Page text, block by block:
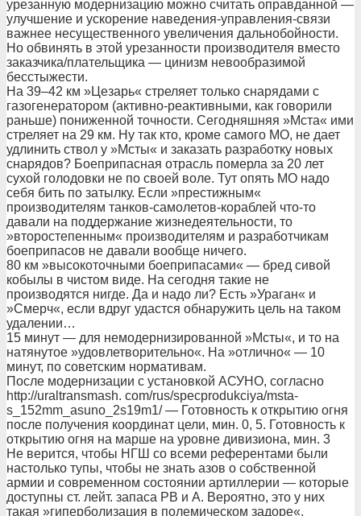
урезанную модернизацию можно считать оправданной —
улучшение и ускорение наведения-управления-связи
важнее несущественного увеличения дальнобойности.
Но обвинять в этой урезанности производителя вместо
заказчика/плательщика — цинизм невообразимой
бесстыжести.
На 39–42 км »Цезарь« стреляет только снарядами с
газогенератором (активно-реактивными, как говорили
раньше) пониженной точности. Сегодняшняя »Мста« ими
стреляет на 29 км. Ну так кто, кроме самого МО, не дает
удлинить ствол у »Мсты« и заказать разработку новых
снарядов? Боеприпасная отрасль померла за 20 лет
сухой голодовки не по своей воле. Тут опять МО надо
себя бить по затылку. Если »престижным«
производителям танков-самолетов-кораблей что-то
давали на поддержание жизнедеятельности, то
»второстепенным« производителям и разработчикам
боеприпасов не давали вообще ничего.
80 км »высокоточными боеприпасами« — бред сивой
кобылы в чистом виде. На сегодня такие не
производятся нигде. Да и надо ли? Есть »Ураган« и
»Смерч«, если вдруг удастся обнаружить цель на таком
удалении…
15 минут — для немодернизированной »Мсты«, и то на
натянутое »удовлетворительно«. На »отлично« — 10
минут, по советским нормативам.
После модернизации с установкой АСУНО, согласно
http://uraltransmash. com/rus/specprodukciya/msta-
s_152mm_asuno_2s19m1/ — Готовность к открытию огня
после получения координат цели, мин. 0, 5. Готовность к
открытию огня на марше на уровне дивизиона, мин. 3
Не верится, чтобы НГШ со всеми референтами были
настолько тупы, чтобы не знать азов о собственной
армии и современном состоянии артиллерии — которые
доступны ст. лейт. запаса РВ и А. Вероятно, это у них
такая »гиперболизация в полемическом задоре«.